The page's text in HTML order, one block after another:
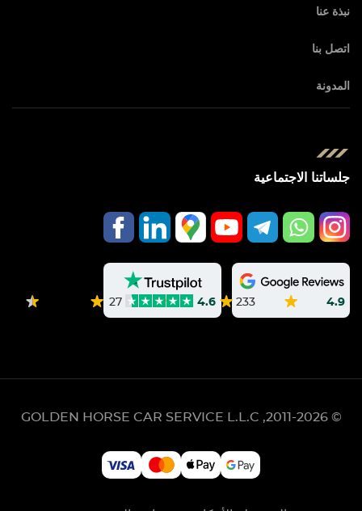
نبذة عنا
اتصل بنا
المدونة
جلساتنا الاجتماعية
4.9
233
4.6
27
© 2011-2026,
GOLDEN HORSE CAR SERVICE L.L.C